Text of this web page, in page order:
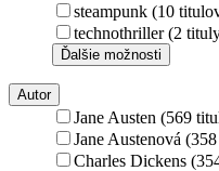
steampunk (10
technothriller (2
Ďalšie možnosti
Autor
Jane Austen (569
Jane Austenová
Charles Dickens